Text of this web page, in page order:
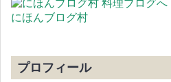
にほんブログ村
プロフィール